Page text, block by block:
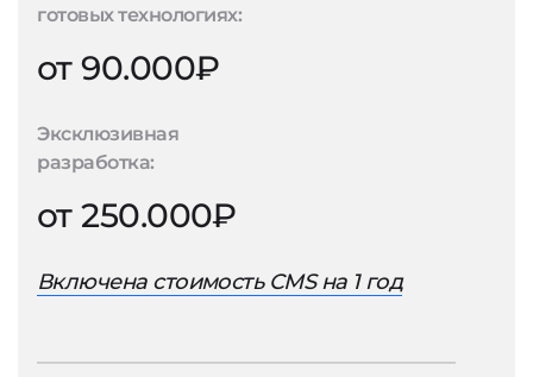
готовых технологиях:
от 90.000₽
Эксклюзивная
разработка:
от 250.000₽
Включена стоимость CMS на 1 год